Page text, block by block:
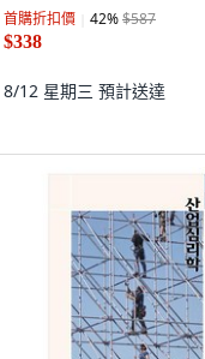
首購折扣價 42%$587
$338
8/12 星期三 預計送達